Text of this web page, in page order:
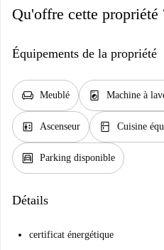
Qu'offre cette propriété
Équipements de la propriété
chair Meublé local_laundry_service Machine à
elevator Ascenseur kitchen Cuisine
garage Parking disponible
Détails
certificat énergétique